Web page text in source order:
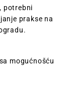
potrebni
prakse na
mogućnošću